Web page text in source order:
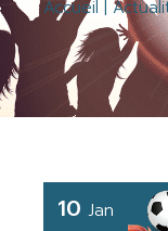
Accueil
10 Jan